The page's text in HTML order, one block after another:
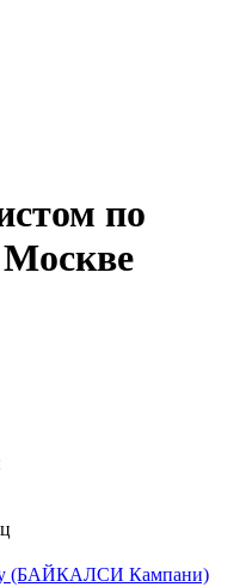
по
Москве
(БАЙКАЛСИ Кампани)